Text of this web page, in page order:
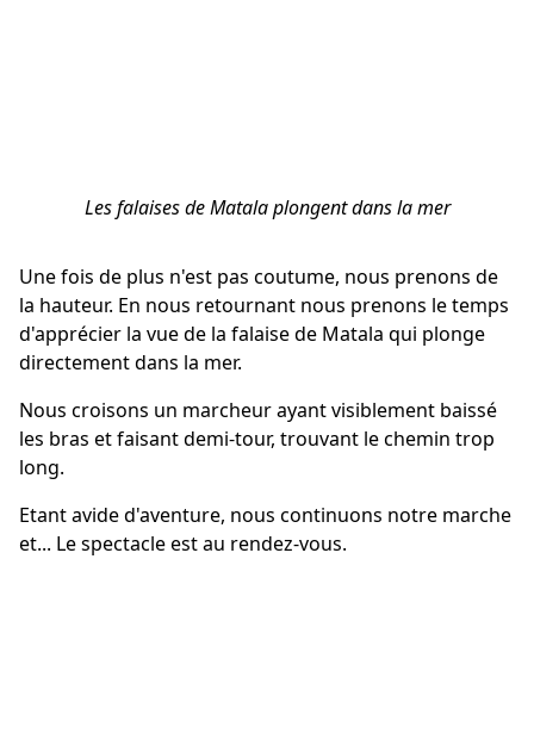
Les falaises de Matala plongent dans la mer
Une fois de plus n'est pas coutume, nous prenons de
la hauteur. En nous retournant nous prenons le temps
d'apprécier la vue de la falaise de Matala qui plonge
directement dans la mer.
Nous croisons un marcheur ayant visiblement baissé
les bras et faisant demi-tour, trouvant le chemin trop
long.
Etant avide d'aventure, nous continuons notre marche
et... Le spectacle est au rendez-vous.